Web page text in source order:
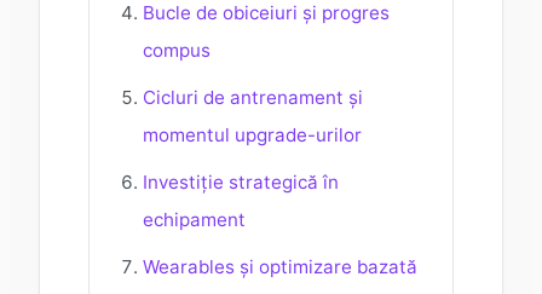
Bucle de obiceiuri și progres
compus
Cicluri de antrenament și
momentul upgrade-urilor
Investiție strategică în
echipament
Wearables și optimizare bazată